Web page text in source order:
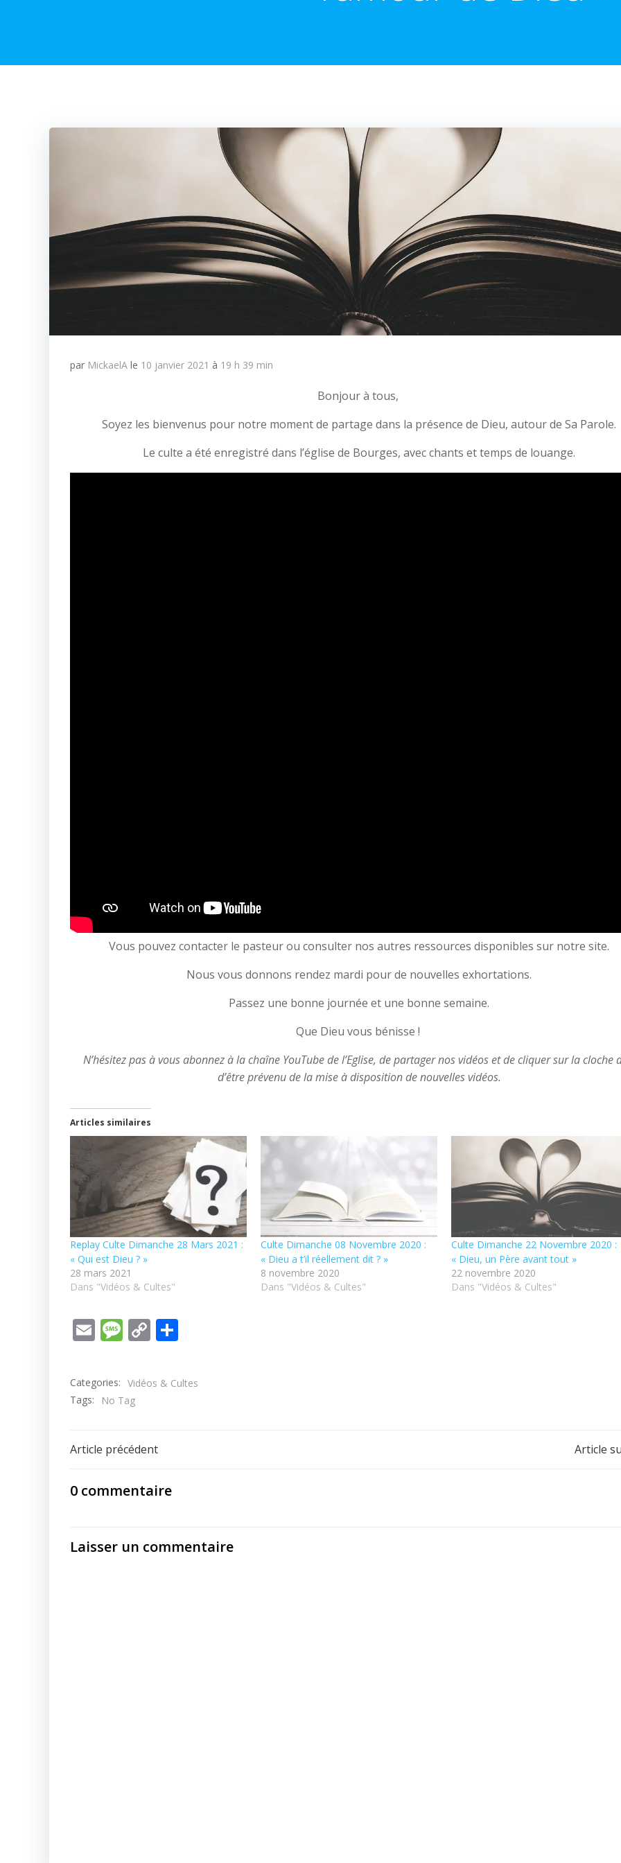
par MickaelA le 10 janvier 2021 à 19 h 39 min
Bonjour à tous,
Soyez les bienvenus pour notre moment de partage dans la présence de Dieu, autour de Sa Parole.
Le culte a été enregistré dans l’église de Bourges, avec chants et temps de louange.
Vous pouvez contacter le pasteur ou consulter nos autres ressources disponibles sur notre site.
Nous vous donnons rendez mardi pour de nouvelles exhortations.
Passez une bonne journée et une bonne semaine.
Que Dieu vous bénisse !
N’hésitez pas à vous abonnez à la chaîne YouTube de l’Eglise, de partager nos vidéos et de cliquer sur la cloche
d’être prévenu de la mise à disposition de nouvelles vidéos.
Articles similaires
Replay Culte Dimanche 28 Mars 2021 :
« Qui est Dieu ? »
28 mars 2021
Dans "Vidéos & Cultes"
Culte Dimanche 08 Novembre 2020 :
« Dieu a t’il réellement dit ? »
8 novembre 2020
Dans "Vidéos & Cultes"
Culte Dimanche 22 Novembre 2020 :
« Dieu, un Père avant tout »
22 novembre 2020
Dans "Vidéos & Cultes"
EmailMessage
Copy
Link
Categories: Vidéos & Cultes
Tags:
No Tag
Post
navigation
Article précédent Article
0 commentaire
Laisser un commentaire